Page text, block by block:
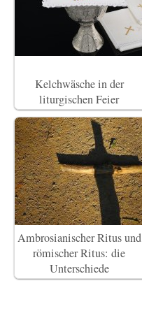
Kelchwäsche in der
liturgischen Feier
Ambrosianischer Ritus und
römischer Ritus: die
Unterschiede